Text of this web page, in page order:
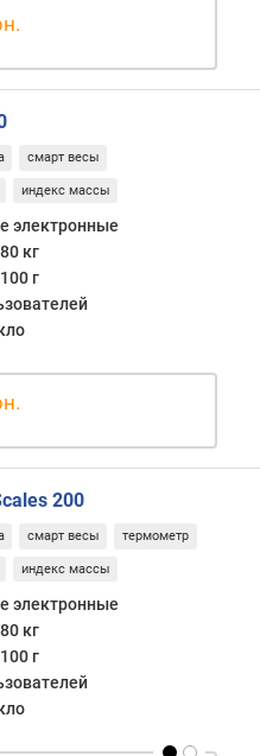
смарт весы
индекс массы
электронные
кг
100 г
200
смарт весы термометр
индекс массы
электронные
кг
100 г